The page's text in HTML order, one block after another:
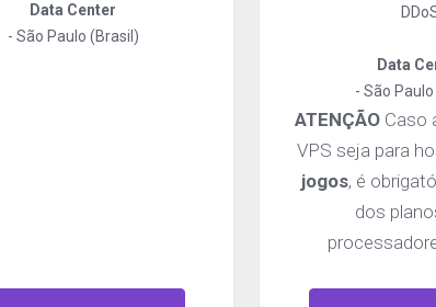
Data Center
- São Paulo (Brasil)
ATENÇÃO Caso
VPS seja para
jogos, é
dos
Data
- São